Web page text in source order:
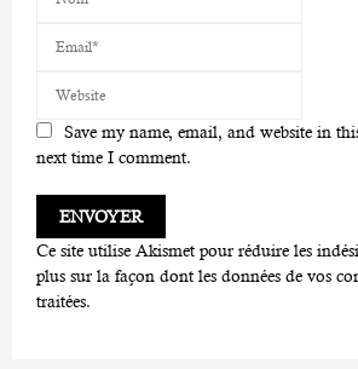
Save my name, email, and website in
next time I comment.
Ce site utilise Akismet pour réduire les
plus sur la façon dont les données de vos
traitées.